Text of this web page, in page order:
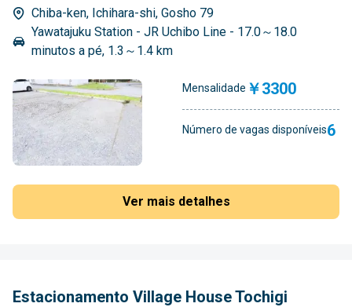
Chiba-ken, Ichihara-shi, Gosho 79
Yawatajuku Station - JR Uchibo Line - 17.0～18.0
minutos a pé, 1.3～1.4 km
Mensalidade ￥3300
Número de vagas disponíveis6
Ver mais detalhes
Estacionamento Village House Tochigi